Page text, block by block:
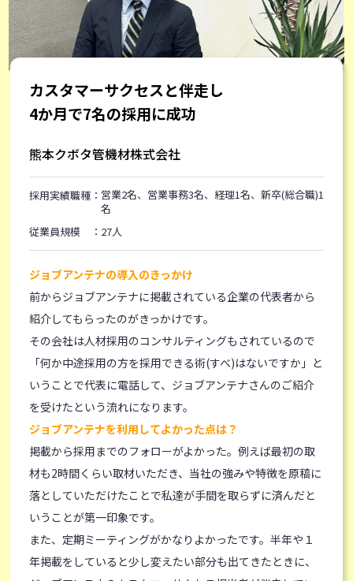
カスタマーサクセスと伴走し
4か月で7名の採用に成功
熊本クボタ管機材株式会社
採用実績職種： 営業2名、営業事務3名、経理1名、新卒(総合職)1
名
従業員規模 ：27人
ジョブアンテナの導入のきっかけ
前からジョブアンテナに掲載されている企業の代表者から
紹介してもらったのがきっかけです。
その会社は人材採用のコンサルティングもされているので
「何か中途採用の方を採用できる術(すべ)はないですか」と
いうことで代表に電話して、ジョブアンテナさんのご紹介
を受けたという流れになります。
ジョブアンテナを利用してよかった点は？
掲載から採用までのフォローがよかった。例えば最初の取
材も2時間くらい取材いただき、当社の強みや特徴を原稿に
落としていただけたことで私達が手間を取らずに済んだと
いうことが第一印象です。
また、定期ミーティングがかなりよかったです。半年や１
年掲載をしていると少し変えたい部分も出てきたときに、